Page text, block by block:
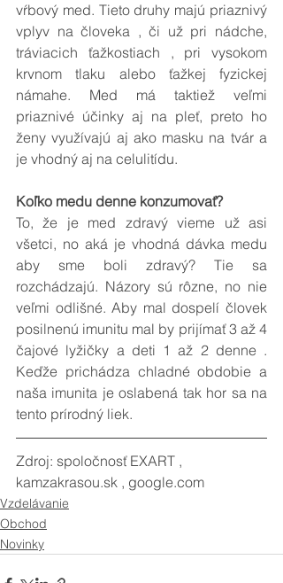
vŕbový med. Tieto druhy majú priaznivý
vplyv na človeka , či už pri nádche,
tráviacich ťažkostiach , pri vysokom
krvnom tlaku alebo ťažkej fyzickej
námahe. Med má taktiež veľmi
priaznivé účinky aj na pleť, preto ho
ženy využívajú aj ako masku na tvár a
je vhodný aj na celulitídu.
Koľko medu denne konzumovať?
To, že je med zdravý vieme už asi
všetci, no aká je vhodná dávka medu
aby sme boli zdravý? Tie sa
rozchádzajú. Názory sú rôzne, no nie
veľmi odlišné. Aby mal dospelí človek
posilnenú imunitu mal by prijímať 3 až 4
čajové lyžičky a deti 1 až 2 denne .
Keďže prichádza chladné obdobie a
naša imunita je oslabená tak hor sa na
tento prírodný liek.
Zdroj: spoločnosť EXART ,
kamzakrasou.sk , google.com
Vzdelávanie
Obchod
Novinky